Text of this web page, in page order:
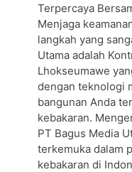
Terpercaya
Menjaga
langkah yang
Utama adalah
Lhokseumawe
dengan teknologi
bangunan Anda
kebakaran.
PT Bagus Media
terkemuka dalam
kebakaran di